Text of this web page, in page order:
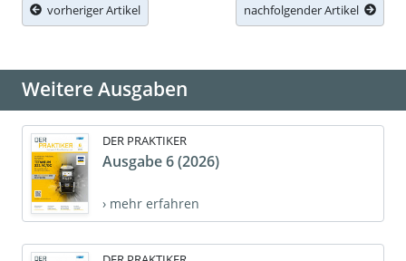
vorheriger Artikel nachfolgender Artikel
Weitere Ausgaben
DER PRAKTIKER
Ausgabe 6 (2026)
› mehr erfahren